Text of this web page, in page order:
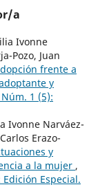
a
Ivonne
Pozo, Juan
frente a
y
Núm. 1 (5):
Ivonne Narváez-
Erazo-
y
a la mujer ,
Edición Especial.